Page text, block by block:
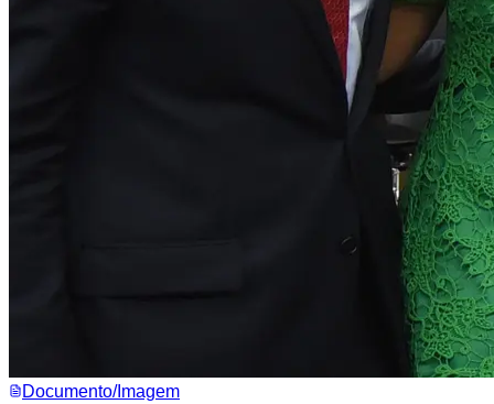
Documento/Imagem